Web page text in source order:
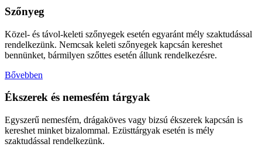
Szőnyeg
Közel- és távol-keleti szőnyegek esetén egyaránt mély szaktudással
rendelkezünk. Nemcsak keleti szőnyegek kapcsán kereshet
bennünket, bármilyen szőttes esetén állunk rendelkezésre.
Bővebben
Ékszerek és nemesfém tárgyak
Egyszerű nemesfém, drágaköves vagy bizsú ékszerek kapcsán is
kereshet minket bizalommal. Ezüsttárgyak esetén is mély
szaktudással rendelkezünk.